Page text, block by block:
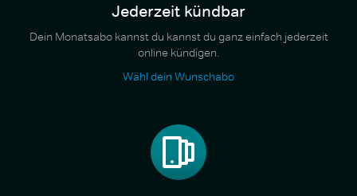
Jederzeit kündbar
Dein Monatsabo kannst du kannst du ganz einfach jederzeit
online kündigen.
Wähl dein Wunschabo